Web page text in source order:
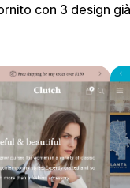
con 3 design